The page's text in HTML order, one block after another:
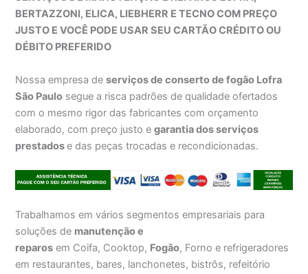
BERTAZZONI, ELICA, LIEBHERR E TECNO COM PREÇO
JUSTO E VOCÊ PODE USAR SEU CARTÃO CRÉDITO OU
DÉBITO PREFERIDO
Nossa empresa deserviços de conserto de fogão Lofra
São Paulo segue a risca padrões de qualidade ofertados
com o mesmo rigor das fabricantes com orçamento
elaborado, com preço justo egarantia dos serviços
prestadose das peças trocadas e recondicionadas.
Trabalhamos em vários segmentos empresariais para
soluções de manutenção e
reparos em Coifa, Cooktop, Fogão, Forno e refrigeradores
em restaurantes, bares, lanchonetes, bistrôs, refeitório